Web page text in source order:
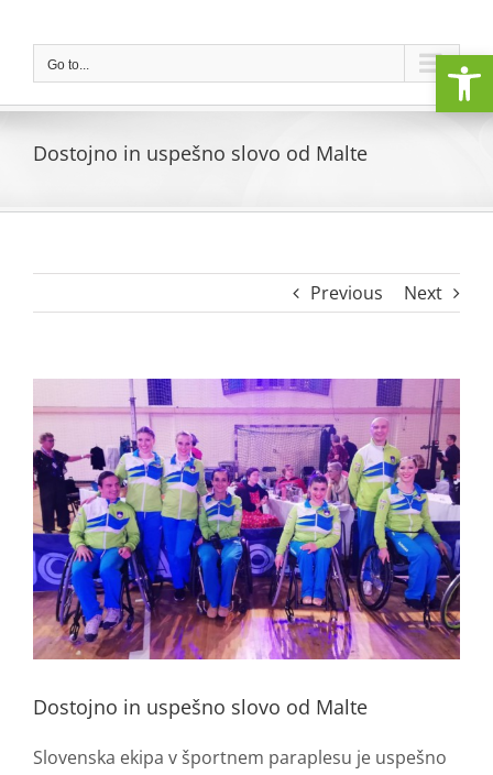
contentGo to...
Dostojno in uspešno slovo od Malte
Previous Next
Larger
Image
Dostojno in uspešno slovo od Malte
Slovenska ekipa v športnem paraplesu je uspešno